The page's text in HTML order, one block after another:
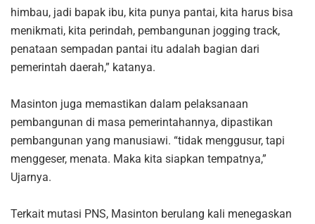
himbau, jadi bapak ibu, kita punya pantai, kita harus bisa
menikmati, kita perindah, pembangunan jogging track,
penataan sempadan pantai itu adalah bagian dari
pemerintah daerah,” katanya.
Masinton juga memastikan dalam pelaksanaan
pembangunan di masa pemerintahannya, dipastikan
pembangunan yang manusiawi. “tidak menggusur, tapi
menggeser, menata. Maka kita siapkan tempatnya,”
Ujarnya.
Terkait mutasi PNS, Masinton berulang kali menegaskan